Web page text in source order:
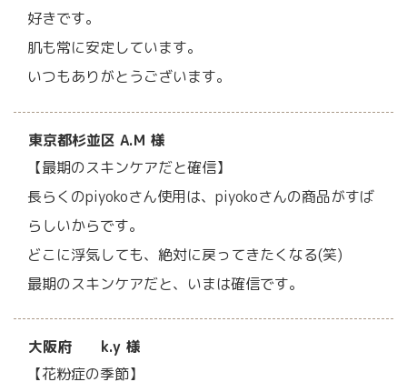
好きです。
肌も常に安定しています。
いつもありがとうございます。
東京都杉並区 A.M 様
【最期のスキンケアだと確信】
長らくのpiyokoさん使用は、piyokoさんの商品がすば
らしいからです。
どこに浮気しても、絶対に戻ってきたくなる(笑)
最期のスキンケアだと、いまは確信です。
大阪府 k.y 様
【花粉症の季節】